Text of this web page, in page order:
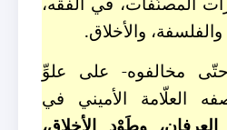
والأخلاق.
مخالفوه- على علوِّ
العلّامة الأميني في
وطَوْدِ الأخلاق،